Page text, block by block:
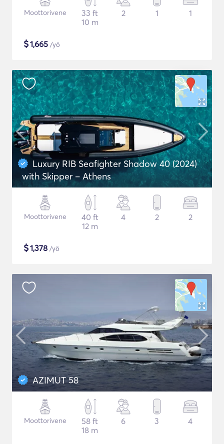
Moottorivene
33 ft
10 m
2 1 1
$1,665 /yö
Luxury RIB Seafighter Shadow 40 (2024)
with Skipper – Athens
Moottorivene
40 ft
12 m
4 2 2
$1,378 /yö
AZIMUT 58
Moottorivene
58 ft
18 m
6 3 4